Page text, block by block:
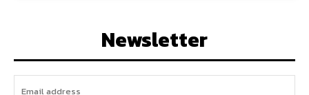
Newsletter